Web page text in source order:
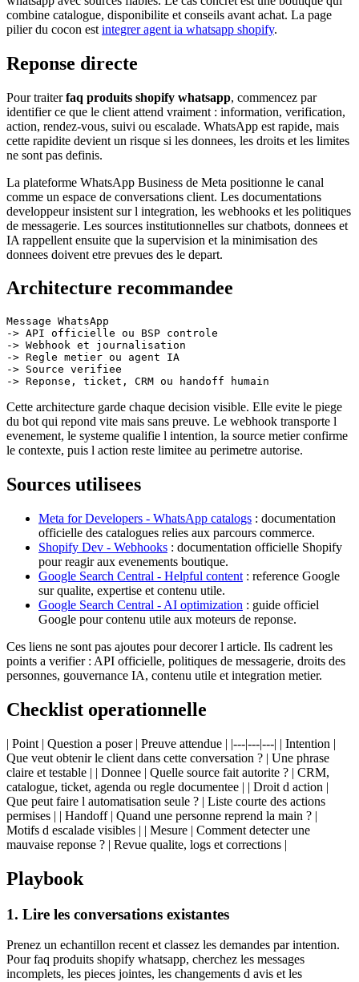
combine catalogue, disponibilite et conseils avant achat. La page
pilier du cocon est integrer agent ia whatsapp shopify.
Reponse directe
Pour traiterfaq produits shopify whatsapp, commencez par
identifier ce que le client attend vraiment : information, verification,
action, rendez-vous, suivi ou escalade. WhatsApp est rapide, mais
cette rapidite devient un risque si les donnees, les droits et les limites
ne sont pas definis.
La plateforme WhatsApp Business de Meta positionne le canal
comme un espace de conversations client. Les documentations
developpeur insistent sur l integration, les webhooks et les politiques
de messagerie. Les sources institutionnelles sur chatbots, donnees et
IA rappellent ensuite que la supervision et la minimisation des
donnees doivent etre prevues des le depart.
Architecture recommandee
Message WhatsApp
-> API officielle ou BSP controle
-> Webhook et journalisation
-> Regle metier ou agent IA
-> Source verifiee
Cette architecture garde chaque decision visible. Elle evite le piege
du bot qui repond vite mais sans preuve. Le webhook transporte l
evenement, le systeme qualifie l intention, la source metier confirme
le contexte, puis l action reste limitee au perimetre autorise.
Sources utilisees
Meta for Developers - WhatsApp catalogs : documentation
officielle des catalogues relies aux parcours commerce.
Shopify Dev - Webhooks : documentation officielle Shopify
pour reagir aux evenements boutique.
Google Search Central - Helpful content : reference Google
sur qualite, expertise et contenu utile.
Google Search Central - AI optimization : guide officiel
Google pour contenu utile aux moteurs de reponse.
Ces liens ne sont pas ajoutes pour decorer l article. Ils cadrent les
points a verifier : API officielle, politiques de messagerie, droits des
personnes, gouvernance IA, contenu utile et integration metier.
Checklist operationnelle
| Point | Question a poser | Preuve attendue | |---|---|---| | Intention |
Que veut obtenir le client dans cette conversation ? | Une phrase
claire et testable | | Donnee | Quelle source fait autorite ? | CRM,
catalogue, ticket, agenda ou regle documentee | | Droit d action |
Que peut faire l automatisation seule ? | Liste courte des actions
permises | | Handoff | Quand une personne reprend la main ? |
Motifs d escalade visibles | | Mesure | Comment detecter une
mauvaise reponse ? | Revue qualite, logs et corrections |
Playbook
1. Lire les conversations existantes
Prenez un echantillon recent et classez les demandes par intention.
Pour faq produits shopify whatsapp, cherchez les messages
incomplets, les pieces jointes, les changements d avis et les